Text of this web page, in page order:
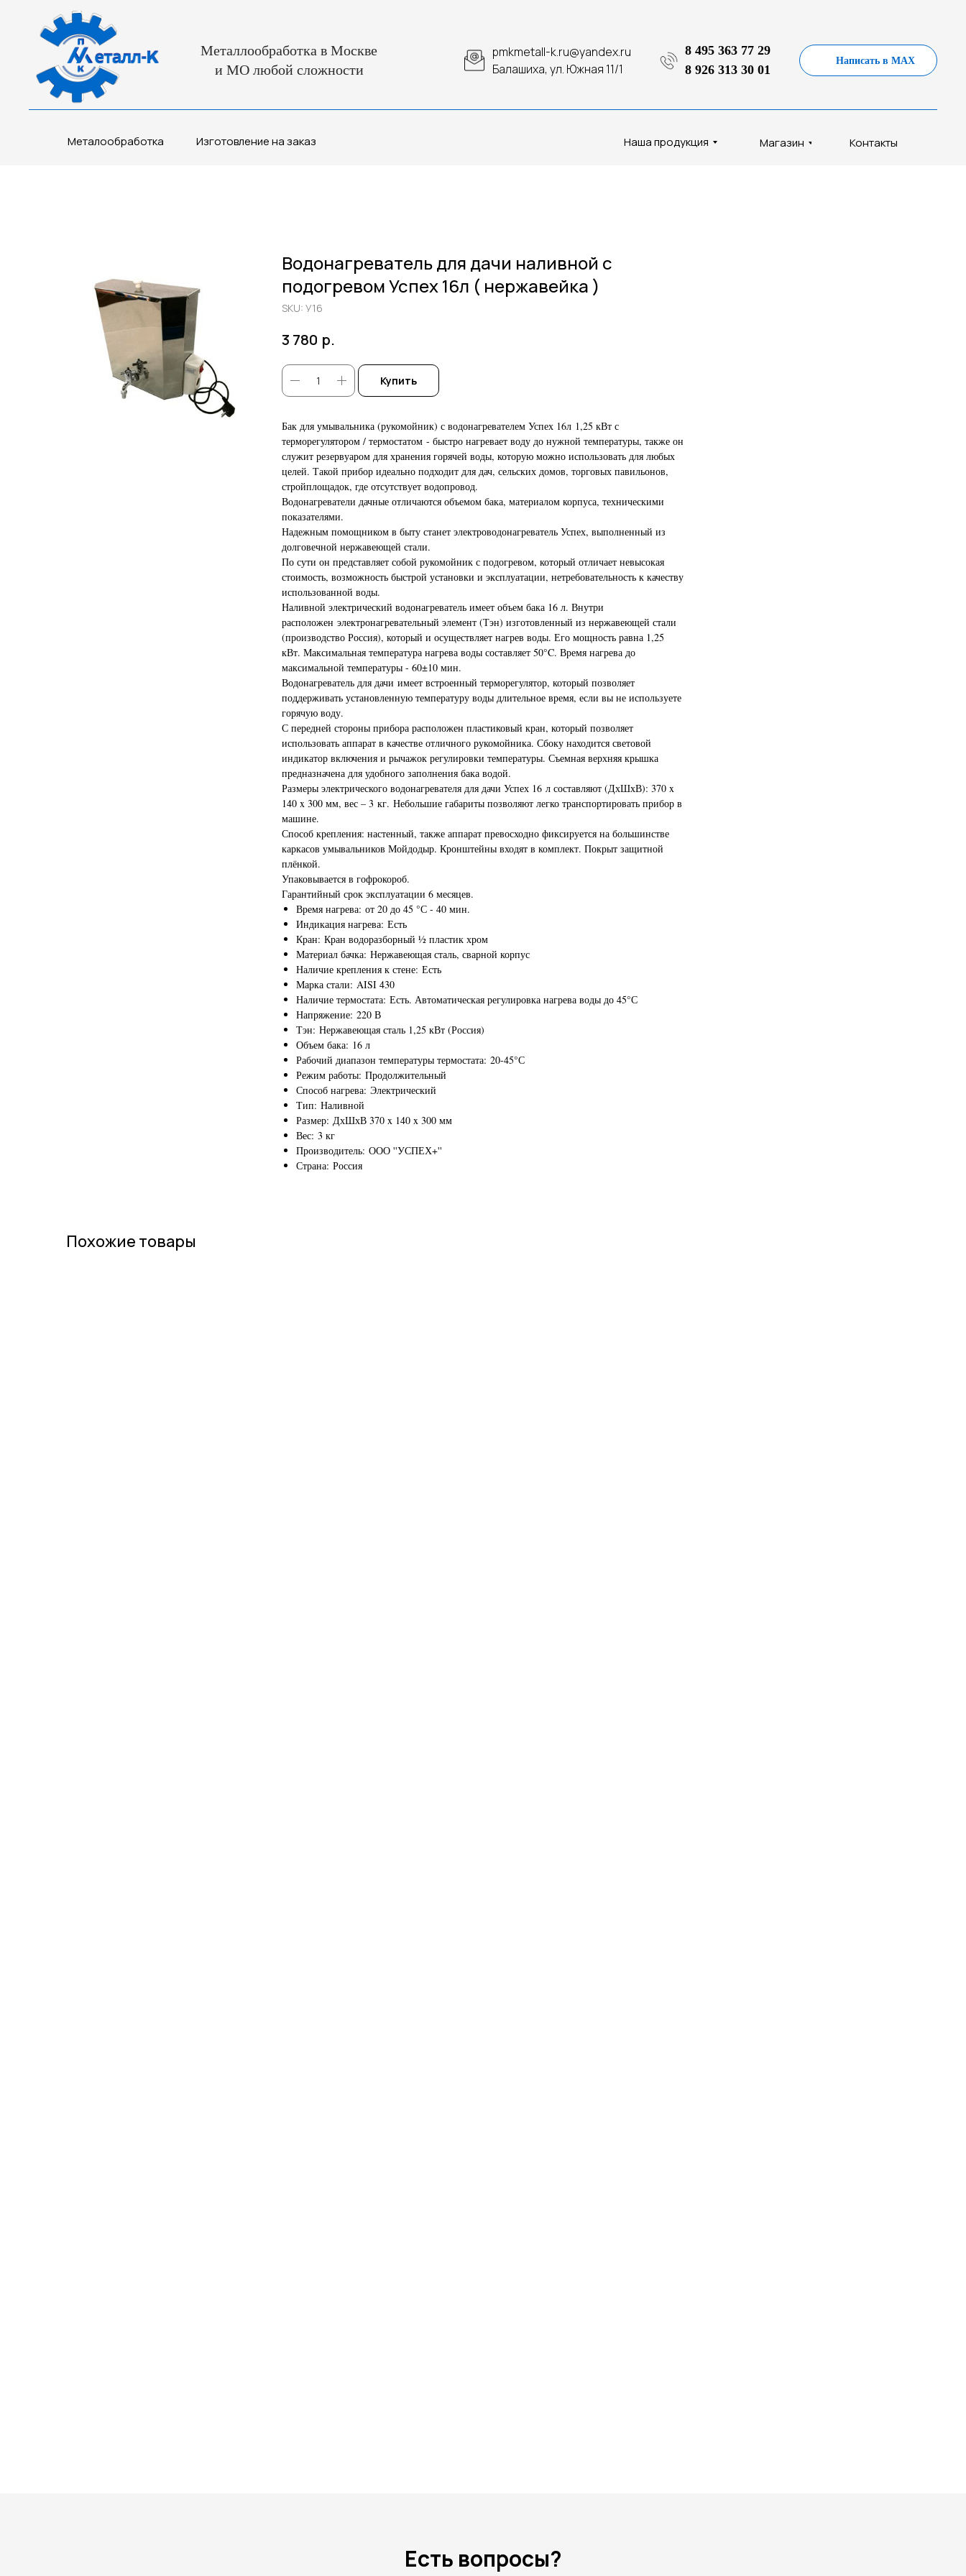
Металлообработка в Москве
и МО любой сложности
pmkmetall-k.ru@yandex.ru
Балашиха, ул. Южная 11/1
8 495 363 77 29
8 926 313 30 01
Написать в MAX
Изготовление на заказ Наша продукция Контакты
Магазин
Металообработка
Водонагреватель для дачи наливной с
подогревом Успех 16л ( нержавейка )
SKU: У16
3 780 р.
Купить
Бак для умывальника (рукомойник) с водонагревателем Успех 16л 1,25 кВт с
терморегулятором / термостатом - быстро нагревает воду до нужной температуры, также он
служит резервуаром для хранения горячей воды, которую можно использовать для любых
целей. Такой прибор идеально подходит для дач, сельских домов, торговых павильонов,
стройплощадок, где отсутствует водопровод.
Водонагреватели дачные отличаются объемом бака, материалом корпуса, техническими
показателями.
Надежным помощником в быту станет электроводонагреватель Успех, выполненный из
долговечной нержавеющей стали.
По сути он представляет собой рукомойник с подогревом, который отличает невысокая
стоимость, возможность быстрой установки и эксплуатации, нетребовательность к качеству
использованной воды.
Наливной электрический водонагреватель имеет объем бака 16 л. Внутри
расположен электронагревательный элемент (Тэн) изготовленный из нержавеющей стали
(производство Россия), который и осуществляет нагрев воды. Его мощность равна 1,25
кВт. Максимальная температура нагрева воды составляет 50°C. Время нагрева до
максимальной температуры - 60±10 мин.
Водонагреватель для дачи имеет встроенный терморегулятор, который позволяет
поддерживать установленную температуру воды длительное время, если вы не используете
горячую воду.
С передней стороны прибора расположен пластиковый кран, который позволяет
использовать аппарат в качестве отличного рукомойника. Сбоку находится световой
индикатор включения и рычажок регулировки температуры. Съемная верхняя крышка
предназначена для удобного заполнения бака водой.
Размеры электрического водонагревателя для дачи Успех 16 л составляют (ДхШхВ): 370 x
140 x 300 мм, вес – 3 кг. Небольшие габариты позволяют легко транспортировать прибор в
машине.
Способ крепления: настенный, также аппарат превосходно фиксируется на большинстве
каркасов умывальников Мойдодыр. Кронштейны входят в комплект. Покрыт защитной
плёнкой.
Упаковывается в гофрокороб.
Гарантийный срок эксплуатации 6 месяцев.
Время нагрева: от 20 до 45 °С - 40 мин.
Индикация нагрева: Есть
Кран: Кран водоразборный ½ пластик хром
Материал бачка: Нержавеющая сталь, сварной корпус
Наличие крепления к стене: Есть
Марка стали: AISI 430
Наличие термостата: Есть. Автоматическая регулировка нагрева воды до 45°С
Напряжение: 220 В
Тэн: Нержавеющая сталь 1,25 кВт (Россия)
Объем бака: 16 л
Рабочий диапазон температуры термостата: 20-45°С
Режим работы: Продолжительный
Способ нагрева: Электрический
Тип: Наливной
Размер: ДхШхВ 370 x 140 x 300 мм
Вес: 3 кг
Производитель: ООО ''УСПЕХ+''
Страна: Россия
Похожие товары
Есть вопросы?